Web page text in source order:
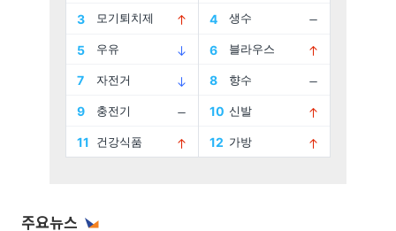
주요뉴스